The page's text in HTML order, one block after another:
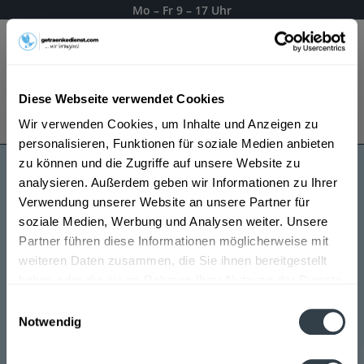
Diese Webseite verwendet Cookies
Wir verwenden Cookies, um Inhalte und Anzeigen zu
personalisieren, Funktionen für soziale Medien anbieten
zu können und die Zugriffe auf unsere Website zu
analysieren. Außerdem geben wir Informationen zu Ihrer
Verwendung unserer Website an unsere Partner für
soziale Medien, Werbung und Analysen weiter. Unsere
Partner führen diese Informationen möglicherweise mit
weiteren Daten zusammen, die Sie ihnen bereitgestellt
Notwendig
Mo – Fr 9 – 17 Uhr
Es gilt unsereDatenschutzerklärung
Dachsbräu